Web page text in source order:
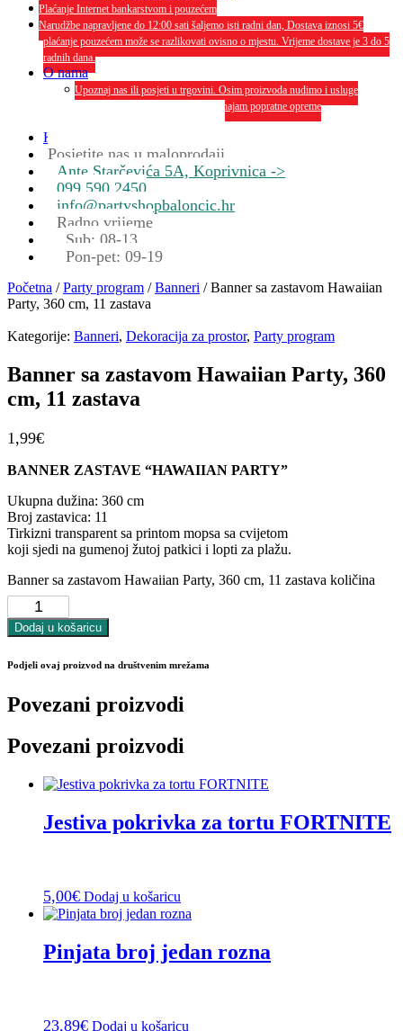
Plaćanje Internet bankarstvom i pouzećem
Narudžbe napravljene do 12:00 sati šaljemo isti radni dan, Dostava iznosi 5€
plaćanje pouzećem može se razlikovati ovisno o mjestu. Vrijeme dostave je 3 do 5
radnih dana.
O nama
Upoznaj nas ili posjeti u trgovini. Osim proizvoda nudimo i usluge
dekoriranja interijera i eksterija te najam popratne opreme
Kontakt
Posjetite nas u maloprodaji
Ante Starčevića 5A, Koprivnica ->
099 590 2450
info@partyshopbaloncic.hr
Radno vrijeme
Sub: 08-13
Pon-pet: 09-19
Početna /Party program /Banneri / Banner sa zastavom Hawaiian
Party, 360 cm, 11 zastava
Kategorije: Banneri, Dekoracija za prostor, Party program
Banner sa zastavom Hawaiian Party, 360
cm, 11 zastava
1,99€
BANNER ZASTAVE “HAWAIIAN PARTY”
Ukupna dužina: 360 cm
Broj zastavica: 11
Tirkizni transparent sa printom mopsa sa cvijetom
koji sjedi na gumenoj žutoj patkici i lopti za plažu.
Banner sa zastavom Hawaiian Party, 360 cm, 11 zastava količina
Dodaj u košaricu
Podjeli ovaj proizvod na društvenim mrežama
Povezani proizvodi
Povezani proizvodi
Jestiva pokrivka za tortu FORTNITE
5,00€ Dodaj u košaricu
Pinjata broj jedan rozna
23,89€ Dodaj u košaricu